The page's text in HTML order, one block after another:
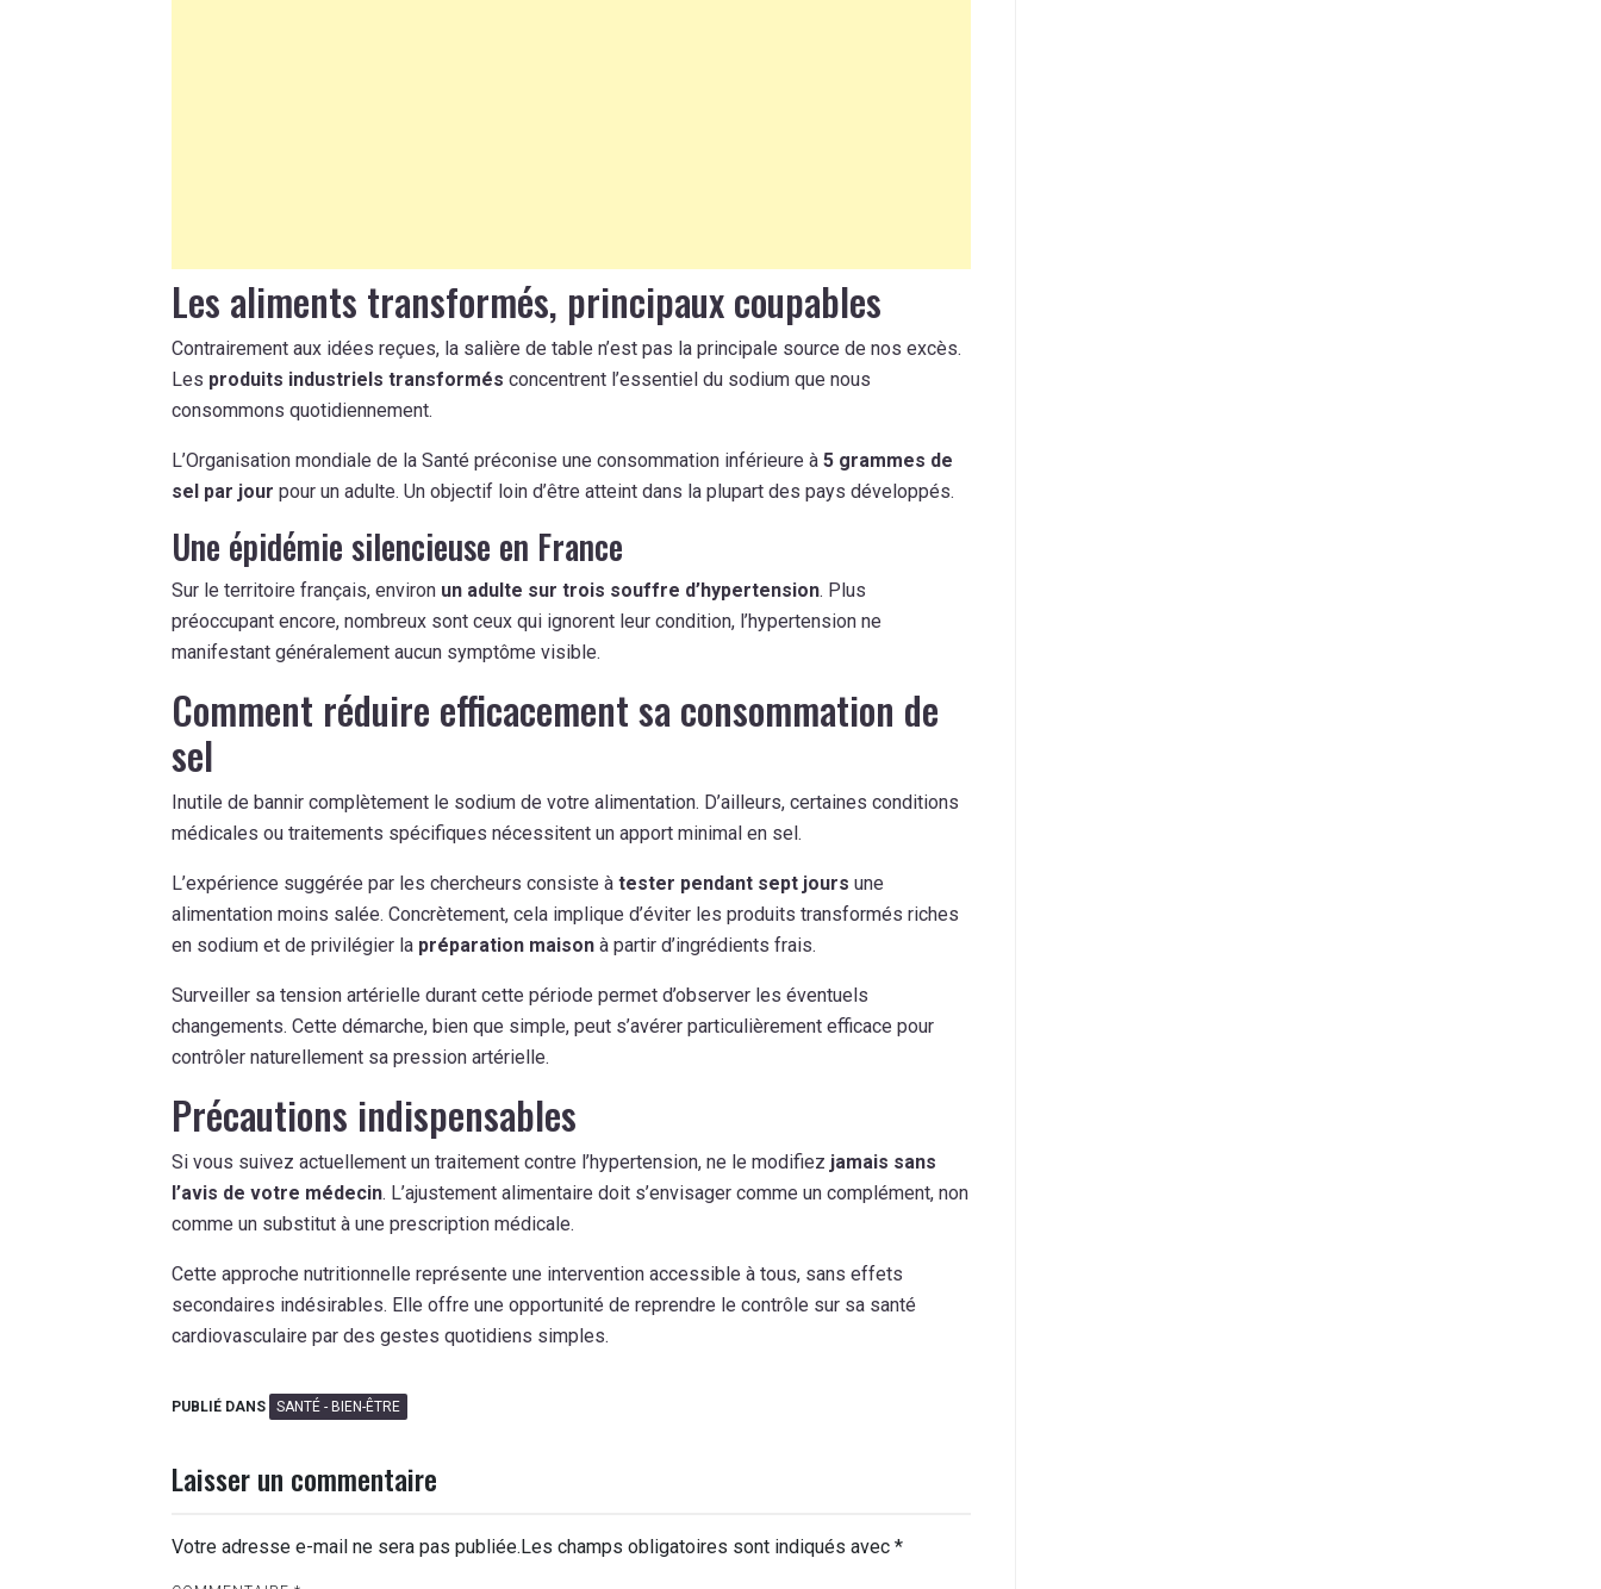
Les aliments transformés, principaux coupables
Contrairement aux idées reçues, la salière de table n’est pas la principale source de nos excès.
Les produits industriels transformés concentrent l’essentiel du sodium que nous
consommons quotidiennement.
L’Organisation mondiale de la Santé préconise une consommation inférieure à 5 grammes de
sel par jour pour un adulte. Un objectif loin d’être atteint dans la plupart des pays développés.
Une épidémie silencieuse en France
Sur le territoire français, environ un adulte sur trois souffre d’hypertension. Plus
préoccupant encore, nombreux sont ceux qui ignorent leur condition, l’hypertension ne
manifestant généralement aucun symptôme visible.
Comment réduire efficacement sa consommation de
sel
Inutile de bannir complètement le sodium de votre alimentation. D’ailleurs, certaines conditions
médicales ou traitements spécifiques nécessitent un apport minimal en sel.
L’expérience suggérée par les chercheurs consiste à tester pendant sept jours une
alimentation moins salée. Concrètement, cela implique d’éviter les produits transformés riches
en sodium et de privilégier la préparation maison à partir d’ingrédients frais.
Surveiller sa tension artérielle durant cette période permet d’observer les éventuels
changements. Cette démarche, bien que simple, peut s’avérer particulièrement efficace pour
contrôler naturellement sa pression artérielle.
Précautions indispensables
Si vous suivez actuellement un traitement contre l’hypertension, ne le modifiez jamais sans
l’avis de votre médecin. L’ajustement alimentaire doit s’envisager comme un complément, non
comme un substitut à une prescription médicale.
Cette approche nutritionnelle représente une intervention accessible à tous, sans effets
secondaires indésirables. Elle offre une opportunité de reprendre le contrôle sur sa santé
cardiovasculaire par des gestes quotidiens simples.
PUBLIÉ DANS SANTÉ - BIEN-ÊTRE
Laisser un commentaire
Votre adresse e-mail ne sera pas publiée. Les champs obligatoires sont indiqués avec *